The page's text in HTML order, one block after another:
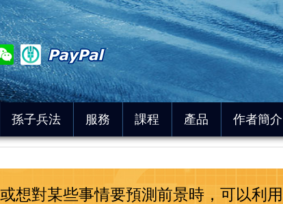
孫子兵法 服務 課程 產品 作者簡介
想對某些事情要預測前景時，可以利用